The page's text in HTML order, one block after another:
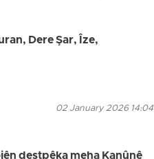
Dere Şar, Îze,
02 January 2026 14:04